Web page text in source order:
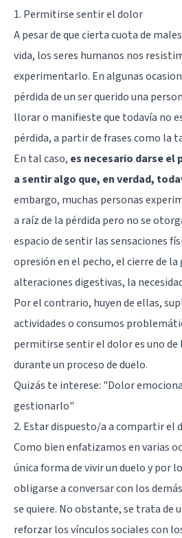
1. Permitirse sentir el dolor
A pesar de que cierta cuota de
vida, los seres humanos nos
experimentarlo. En algunas
pérdida de un ser querido una
llorar o manifieste que todavía no
pérdida, a partir de frases como la
En tal caso, es necesario darse el
a sentir algo que, en verdad,
embargo, muchas personas
a raíz de la pérdida pero no se
espacio de sentir las sensaciones
opresión en el pecho, el cierre de
alteraciones digestivas, la
Por el contrario, huyen de ellas,
actividades o consumos
permitirse sentir el dolor es uno
durante un proceso de duelo.
Quizás te interese: "Dolor
gestionarlo"
2. Estar dispuesto/a a compartir el
Como bien enfatizamos en varias
única forma de vivir un duelo y por
obligarse a conversar con los
se quiere. No obstante, se trata de
reforzar los vínculos sociales con